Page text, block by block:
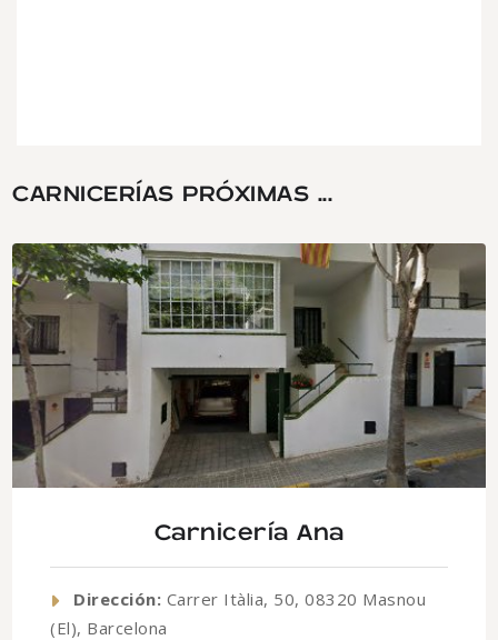
CARNICERÍAS PRÓXIMAS ...
Carnicería Ana
Dirección: Carrer Itàlia, 50, 08320 Masnou
(El), Barcelona